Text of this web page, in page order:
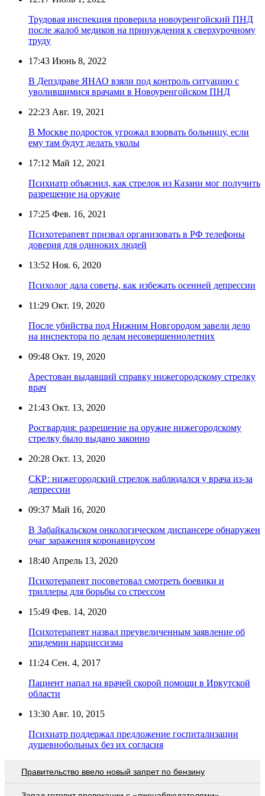
Трудовая инспекция проверила новоуренгойский ПНД
после жалоб медиков на принуждения к сверхурочному
труду
17:43 Июнь 8, 2022
В Депздраве ЯНАО взяли под контроль ситуацию с
уволившимися врачами в Новоуренгойском ПНД
22:23 Авг. 19, 2021
В Москве подросток угрожал взорвать больницу, если
ему там будут делать уколы
17:12 Май 12, 2021
Психиатр объяснил, как стрелок из Казани мог получить
разрешение на оружие
17:25 Фев. 16, 2021
Психотерапевт призвал организовать в РФ телефоны
доверия для одиноких людей
13:52 Ноя. 6, 2020
Психолог дала советы, как избежать осенней депрессии
11:29 Окт. 19, 2020
После убийства под Нижним Новгородом завели дело
на инспектора по делам несовершеннолетних
09:48 Окт. 19, 2020
Арестован выдавший справку нижегородскому стрелку
врач
21:43 Окт. 13, 2020
Росгвардия: разрешение на оружие нижегородскому
стрелку было выдано законно
20:28 Окт. 13, 2020
СКР: нижегородский стрелок наблюдался у врача из-за
депрессии
09:37 Май 16, 2020
В Забайкальском онкологическом диспансере обнаружен
очаг заражения коронавирусом
18:40 Апрель 13, 2020
Психотерапевт посоветовал смотреть боевики и
триллеры для борьбы со стрессом
15:49 Фев. 14, 2020
Психотерапевт назвал преувеличенным заявление об
эпидемии нарциссизма
11:24 Сен. 4, 2017
Пациент напал на врачей скорой помощи в Иркутской
области
13:30 Авг. 10, 2015
Психиатр поддержал предложение госпитализации
душевнобольных без их согласия
Правительство ввело новый запрет по бензину